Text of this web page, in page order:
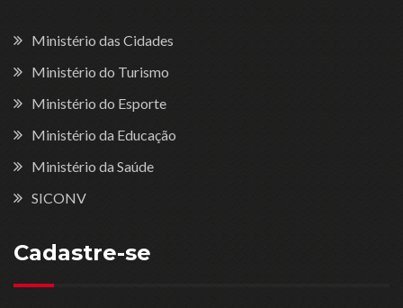
Ministério das Cidades
Ministério do Turismo
Ministério do Esporte
Ministério da Educação
Ministério da Saúde
SICONV
Cadastre-se